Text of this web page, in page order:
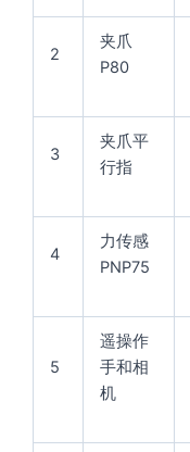
2
夹爪
P80
3
夹爪平
行指
4
力传感
PNP75
5
遥操作
手和相
机